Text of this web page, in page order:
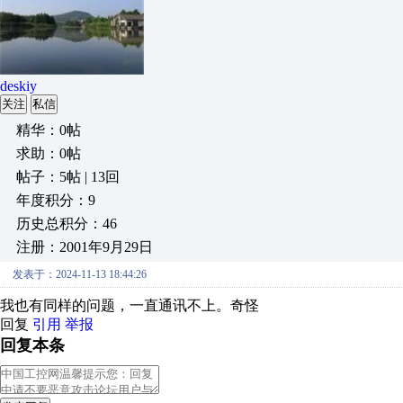
deskiy
关注 私信
精华：0帖
求助：0帖
帖子：5帖 | 13回
年度积分：9
历史总积分：46
注册：2001年9月29日
发表于：2024-11-13 18:44:26
我也有同样的问题，一直通讯不上。奇怪
回复 引用 举报
回复本条